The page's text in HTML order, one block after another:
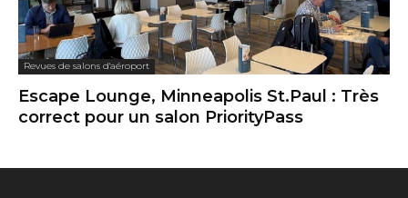
Revues de salons d'aéroport
Escape Lounge, Minneapolis St.Paul : Très
correct pour un salon PriorityPass